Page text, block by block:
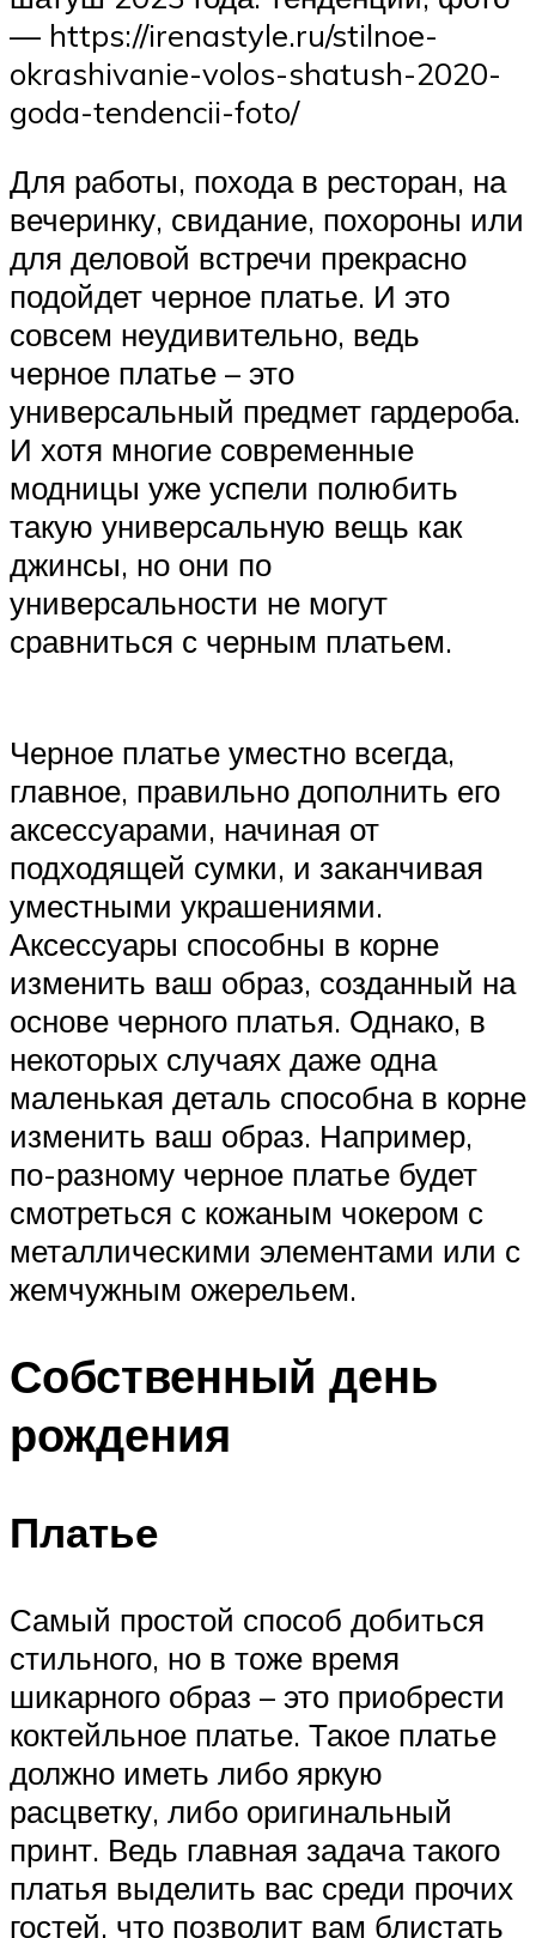
— https://irenastyle.ru/stilnoe-
okrashivanie-volos-shatush-2020-
goda-tendencii-foto/
Для работы, похода в ресторан, на
вечеринку, свидание, похороны или
для деловой встречи прекрасно
подойдет черное платье. И это
совсем неудивительно, ведь
черное платье – это
универсальный предмет гардероба.
И хотя многие современные
модницы уже успели полюбить
такую универсальную вещь как
джинсы, но они по
универсальности не могут
сравниться с черным платьем.
Черное платье уместно всегда,
главное, правильно дополнить его
аксессуарами, начиная от
подходящей сумки, и заканчивая
уместными украшениями.
Аксессуары способны в корне
изменить ваш образ, созданный на
основе черного платья. Однако, в
некоторых случаях даже одна
маленькая деталь способна в корне
изменить ваш образ. Например,
по-разному черное платье будет
смотреться с кожаным чокером с
металлическими элементами или с
жемчужным ожерельем.
Собственный день
рождения
Платье
Самый простой способ добиться
стильного, но в тоже время
шикарного образ – это приобрести
коктейльное платье. Такое платье
должно иметь либо яркую
расцветку, либо оригинальный
принт. Ведь главная задача такого
платья выделить вас среди прочих
гостей, что позволит вам блистать